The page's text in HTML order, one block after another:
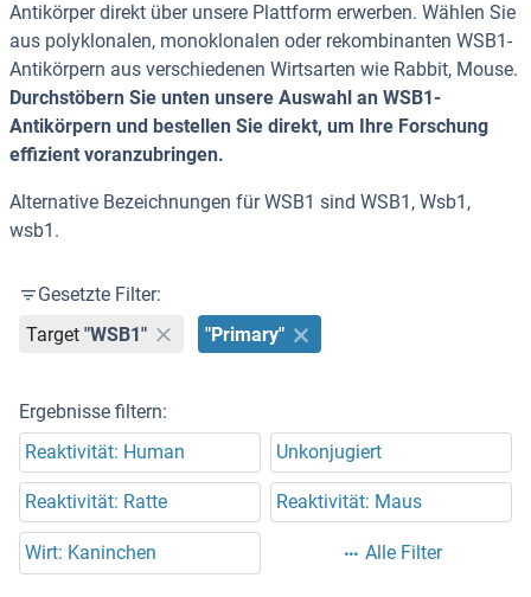
Antikörper direkt über unsere Plattform erwerben. Wählen Sie
aus polyklonalen, monoklonalen oder rekombinanten WSB1-
Antikörpern aus verschiedenen Wirtsarten wie Rabbit, Mouse.
Durchstöbern Sie unten unsere Auswahl an WSB1-
Antikörpern und bestellen Sie direkt, um Ihre Forschung
effizient voranzubringen.
Alternative Bezeichnungen für WSB1 sind WSB1, Wsb1,
wsb1.
Gesetzte Filter:
Target "WSB1" "Primary"
Ergebnisse filtern:
Reaktivität: Human
Unkonjugiert
Reaktivität: Ratte Reaktivität: Maus
Wirt: Kaninchen Alle Filter